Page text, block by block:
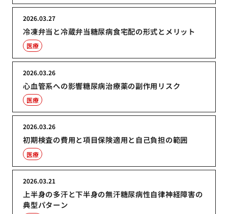
冷凍弁当と冷蔵弁当糖尿病食宅配の形式とメリット
2026.03.27
医療
心血管系への影響糖尿病治療薬の副作用リスク
2026.03.26
医療
初期検査の費用と項目保険適用と自己負担の範囲
2026.03.26
医療
上半身の多汗と下半身の無汗糖尿病性自律神経障害の
典型パターン
2026.03.21